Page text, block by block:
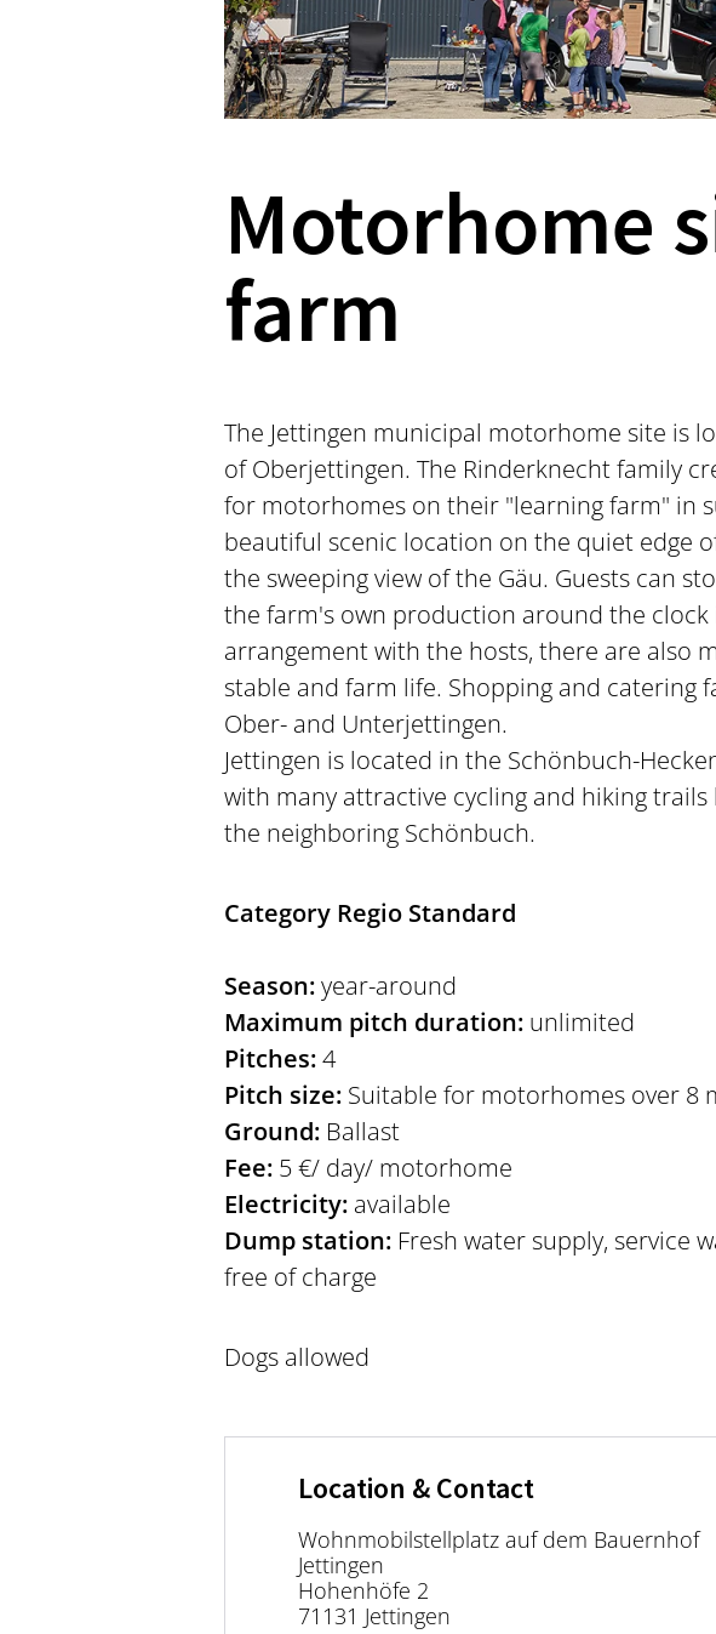
Motorhome
farm
The Jettingen municipal motorhome site is
of Oberjettingen. The Rinderknecht family
for motorhomes on their "learning farm" in
beautiful scenic location on the quiet edge
the sweeping view of the Gäu. Guests can
the farm's own production around the
arrangement with the hosts, there are also
stable and farm life. Shopping and catering
Ober- and Unterjettingen.
Jettingen is located in the Schönbuch-
with many attractive cycling and hiking
the neighboring Schönbuch.
Category Regio Standard
Season:year-around
Maximum pitch duration: unlimited
Pitches:4
Pitch size:Suitable for motorhomes over 8
Ground:Ballast
Fee: 5 €/ day/ motorhome
Electricity:available
Dump station:Fresh water supply, service
free of charge
Dogs allowed
Location & Contact
Wohnmobilstellplatz auf dem Bauernhof
Jettingen
Hohenhöfe 2
71131 Jettingen